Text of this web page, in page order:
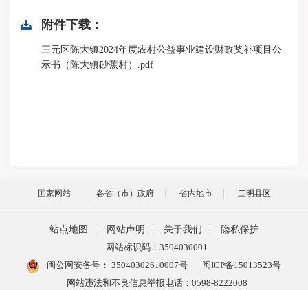
附件下载：
三元区陈大镇2024年度农村公益事业建设财政奖补项目公
示书（陈大镇砂蕉村）.pdf
国家网站 各省（市）政府 省内地市 三明县区
站点地图 网站声明 关于我们
隐私保护
网站标识码：3504030001
闽公网安备号： 35040302610007号
闽ICP备15013523号
网站违法和不良信息举报电话：0598-8222008